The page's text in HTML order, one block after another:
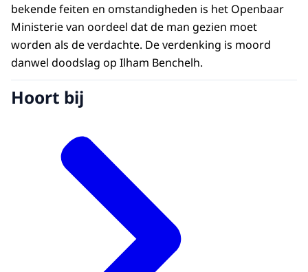
bekende feiten en omstandigheden is het Openbaar
Ministerie van oordeel dat de man gezien moet
worden als de verdachte. De verdenking is moord
danwel doodslag op Ilham Benchelh.
Hoort bij